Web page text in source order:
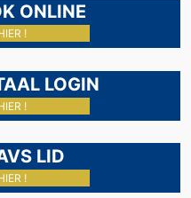
ONLINE
!
LOGIN
!
LID
!